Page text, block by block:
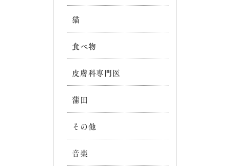
猫
食べ物
皮膚科専門医
蒲田
その他
音楽